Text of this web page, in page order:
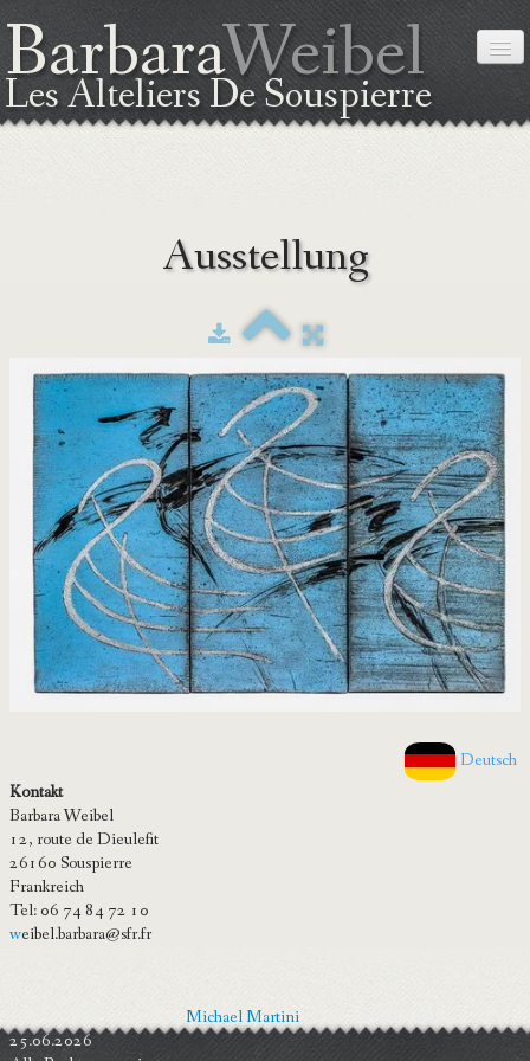
BarbaraWeibel
Les Alteliers De Souspierre
KURSE
LAGEPLAN
Ausstellung
Deutsch
Kontakt
Barbara Weibel
12, route de Dieulefit
26160 Souspierre
Frankreich
Tel: 06 74 84 72 10
weibel.barbara@sfr.fr
Michael Martini
25.06.2026